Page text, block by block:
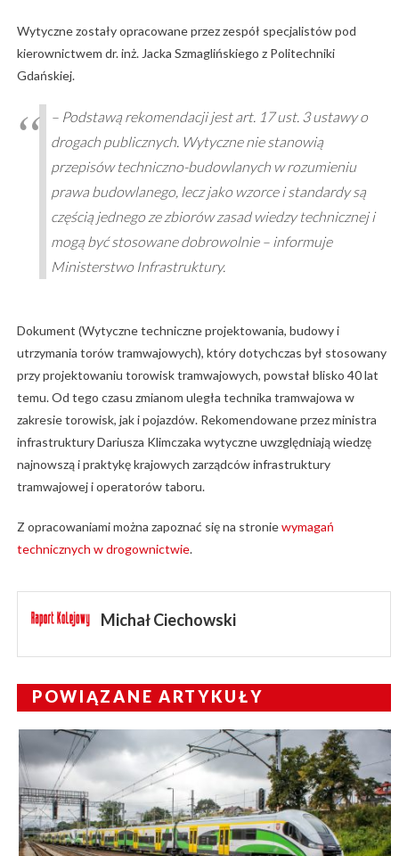
Wytyczne zostały opracowane przez zespół specjalistów pod
kierownictwem dr. inż. Jacka Szmaglińskiego z Politechniki
Gdańskiej.
– Podstawą rekomendacji jest art. 17 ust. 3 ustawy o
drogach publicznych. Wytyczne nie stanowią
przepisów techniczno-budowlanych w rozumieniu
prawa budowlanego, lecz jako wzorce i standardy są
częścią jednego ze zbiorów zasad wiedzy technicznej i
mogą być stosowane dobrowolnie – informuje
Ministerstwo Infrastruktury.
Dokument (Wytyczne techniczne projektowania, budowy i
utrzymania torów tramwajowych), który dotychczas był stosowany
przy projektowaniu torowisk tramwajowych, powstał blisko 40 lat
temu. Od tego czasu zmianom uległa technika tramwajowa w
zakresie torowisk, jak i pojazdów. Rekomendowane przez ministra
infrastruktury Dariusza Klimczaka wytyczne uwzględniają wiedzę
najnowszą i praktykę krajowych zarządców infrastruktury
tramwajowej i operatorów taboru.
Z opracowaniami można zapoznać się na stroniewymagań
technicznych w drogownictwie.
Michał Ciechowski
POWIĄZANE ARTYKUŁY